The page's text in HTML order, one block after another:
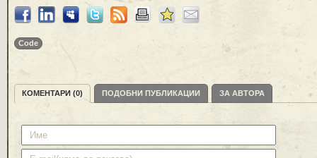
Code
КОМЕНТАРИ (0) ПОДОБНИ ПУБЛИКАЦИИ ЗА АВТОРА